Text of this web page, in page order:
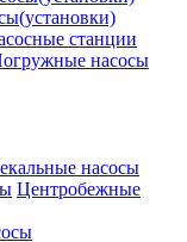
станции
насосы
насосы
Центробежные